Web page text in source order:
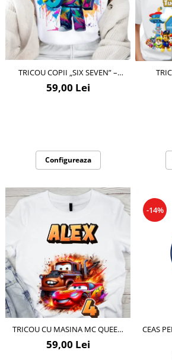
TRICOU COPII „SIX SEVEN” –
TRENDUL URBAN AL
MOMENTULUI
59,00 Lei
Configureaza
TRICOU CU MASINA MC QUEEN
CU CIFRĂ ANIVERSARĂ OFFICIAL|
CADOU PERSONALIZAT E-CADOU
59,00 Lei
-14%
CEAS